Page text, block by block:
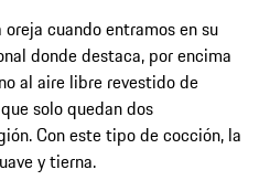
cuando entramos en su
donde destaca, por encima
al aire libre revestido de
solo quedan dos
Con este tipo de cocción, la
y tierna.